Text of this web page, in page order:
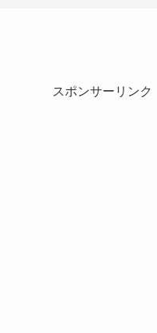
スポンサーリンク